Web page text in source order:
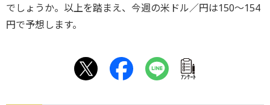
でしょうか。以上を踏まえ、今週の米ドル／円は150～154
円で予想します。
ｱﾝｹｰﾄ